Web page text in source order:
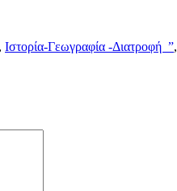
, Ιστορία-Γεωγραφία -Διατροφή ”,